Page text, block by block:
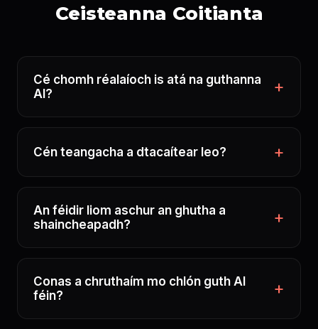
Ceisteanna Coitianta
Cé chomh réalaíoch is atá na guthanna
AI?
Cén teangacha a dtacaítear leo?
An féidir liom aschur an ghutha a
shaincheapadh?
Conas a chruthaím mo chlón guth AI
féin?